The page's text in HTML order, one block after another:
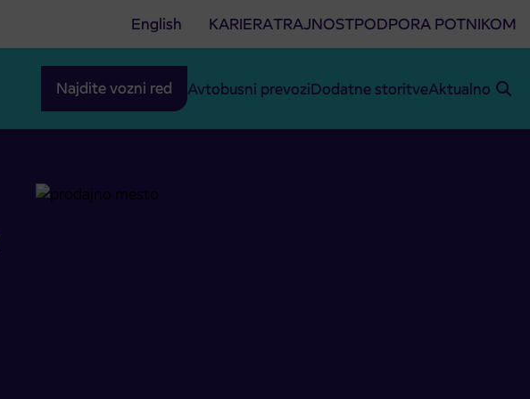
English KARIERATRAJNOSTPODPORA POTNIKOM
Najdite vozni red Avtobusni prevoziDodatne storitveAktualno